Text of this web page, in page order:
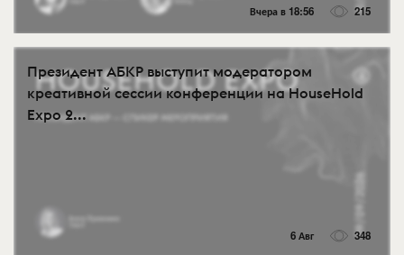
Вчера в 18:56 215
Президент АБКР выступит модератором
креативной сессии конференции на HouseHold
Expo 2...
6 Авг 348